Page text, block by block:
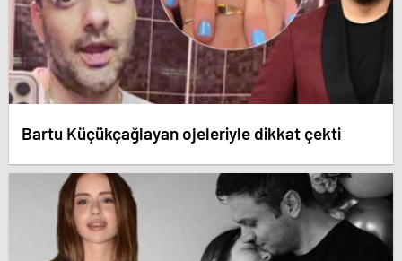
Bartu Küçükçağlayan ojeleriyle dikkat çekti